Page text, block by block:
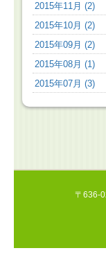
2015年11月 (2)
2015年10月 (2)
2015年09月 (2)
2015年08月 (1)
2015年07月 (3)
〒636-